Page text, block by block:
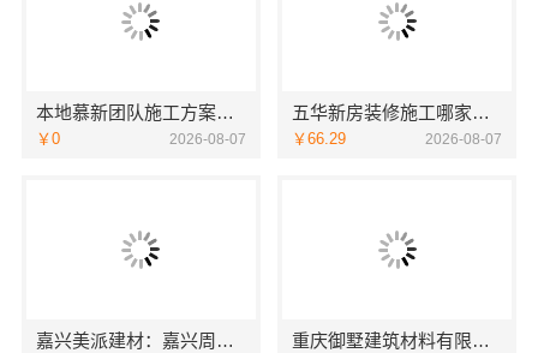
本地慕新团队施工方案客厅施工流程慕新不锈钢
￥0 2026-08-07
五华新房装修施工哪家好？云南至高新型建材有限公司专业可靠
￥66.29 2026-08-07
嘉兴美派建材：嘉兴周边家装定制服务环保材料，品质实惠 重庆御墅建筑材料有限公司巴南免拆模板造价预算抗震防风